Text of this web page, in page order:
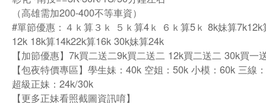
（高雄需加200-400不等車資）
#單節優惠：４ｋ算３ｋ ５ｋ算4ｋ ６ｋ算5ｋ 8k妹算
12k 18k算14k22k算16k 30k妹算24k
【加節優惠】7k買二送二9k買二送二 12k買二送二 30k買一
【包夜特價專區】學生妹：40k 空姐：50k 小模：60k 三線
超級正妹：24k/30k
【更多正妹看照截圖資訊唷】